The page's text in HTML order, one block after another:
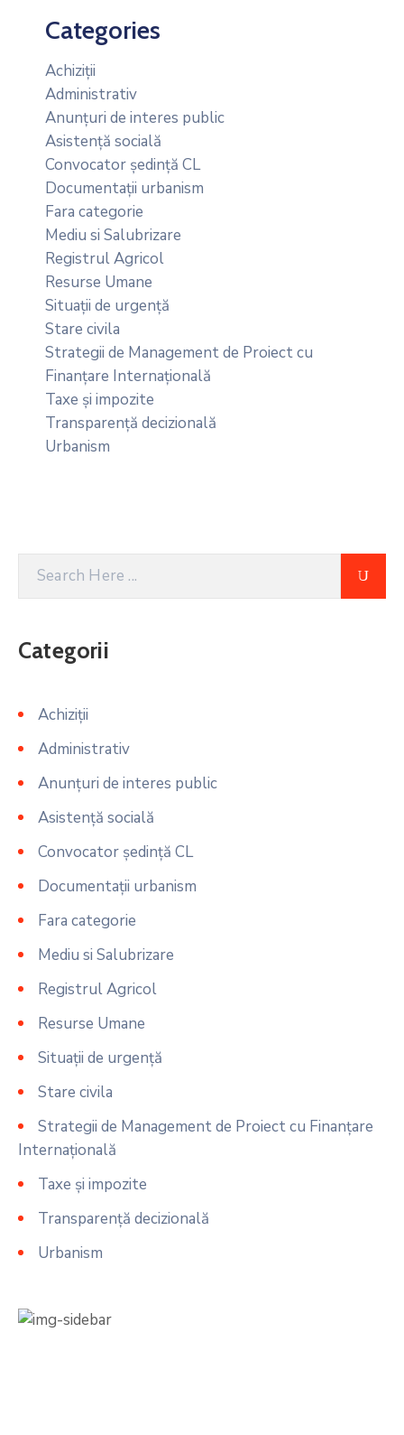
Categories
Achiziții
Administrativ
Anunțuri de interes public
Asistență socială
Convocator ședință CL
Documentații urbanism
Fara categorie
Mediu si Salubrizare
Registrul Agricol
Resurse Umane
Situații de urgență
Stare civila
Strategii de Management de Proiect cu
Finanțare Internațională
Taxe și impozite
Transparență decizională
Urbanism
Categorii
Achiziții
Administrativ
Anunțuri de interes public
Asistență socială
Convocator ședință CL
Documentații urbanism
Fara categorie
Mediu si Salubrizare
Registrul Agricol
Resurse Umane
Situații de urgență
Stare civila
Strategii de Management de Proiect cu Finanțare
Internațională
Taxe și impozite
Transparență decizională
Urbanism